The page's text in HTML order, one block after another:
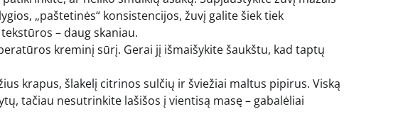
„paštetinės“ konsistencijos, žuvį galite šiek tiek
– daug skaniau.
kreminį sūrį. Gerai jį išmaišykite šaukštu, kad taptų
krapus, šlakelį citrinos sulčių ir šviežiai maltus pipirus. Viską
tačiau nesutrinkite lašišos į vientisą masę – gabalėliai